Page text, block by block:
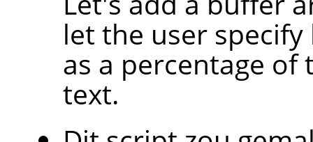
let the user
as a percentage
text.